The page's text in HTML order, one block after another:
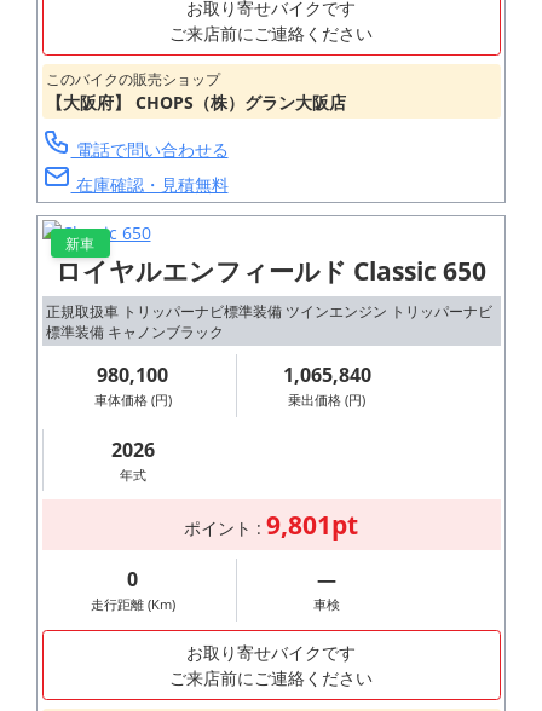
お取り寄せバイクです
ご来店前にご連絡ください
このバイクの販売ショップ
【大阪府】 CHOPS（株）グラン大阪店
電話で問い合わせる
在庫確認・見積無料
新車
ロイヤルエンフィールド Classic 650
正規取扱車 トリッパーナビ標準装備 ツインエンジン トリッパーナビ
標準装備 キャノンブラック
980,100
車体価格 (円)
1,065,840
乗出価格 (円)
2026
年式
ポイント : 9,801pt
0
走行距離 (Km)
―
車検
お取り寄せバイクです
ご来店前にご連絡ください